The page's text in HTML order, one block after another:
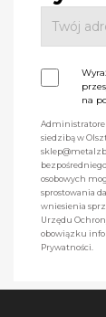
na
siedzibą w
osobowych
sprostowania
wniesienia
Urzędu
obowiązku
Prywatności.